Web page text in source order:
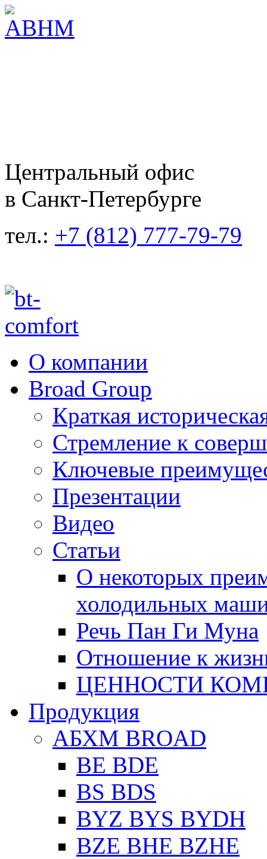
Центральный офис
в Санкт-Петербурге
тел.: +7 (812) 777-79-79
О компании
Broad Group
Краткая
Стремление к
Ключевые
Презентации
Видео
Статьи
О некоторых
холодильных
Речь Пан Ги Муна
Отношение к
ЦЕННОСТИ
Продукция
АБХМ BROAD
BE BDE
BS BDS
BYZ BYS BYDH
BZE BHE BZHE